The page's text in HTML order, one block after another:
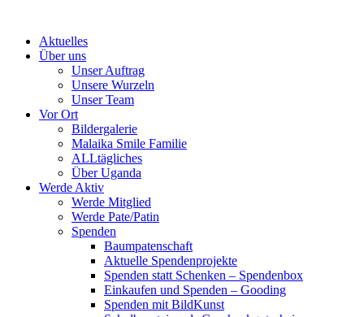
contentAktuelles
Über uns
Unser Auftrag
Unsere Wurzeln
Unser Team
Vor Ort
Bildergalerie
Malaika Smile Familie
ALLtägliches
Über Uganda
Werde Aktiv
Werde Mitglied
Werde Pate/Patin
Spenden
Baumpatenschaft
Aktuelle Spendenprojekte
Spenden statt Schenken – Spendenbox
Einkaufen und Spenden – Gooding
Spenden mit BildKunst